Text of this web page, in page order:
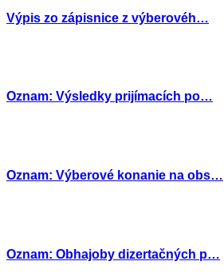
Výpis zo zápisnice z výberovéh…
Oznam: Výsledky prijímacích po…
Oznam: Výberové konanie na obs…
Oznam: Obhajoby dizertačných p…